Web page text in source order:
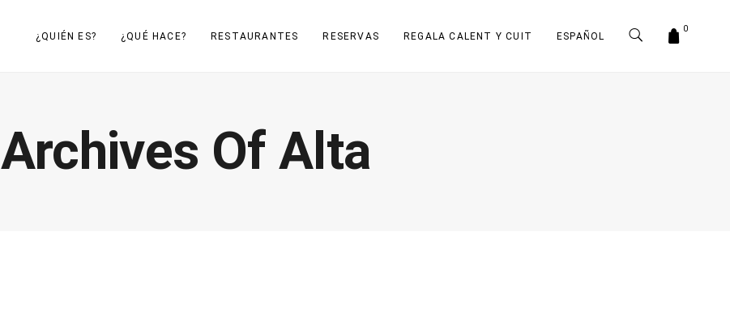
¿QUIÉN ES? ¿QUÉ HACE? RESTAURANTES RESERVAS REGALA CALENT Y CUIT ESPAÑOL
0
Archives Of Alta